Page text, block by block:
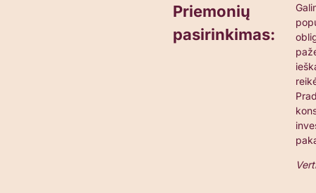
Priemonių
pasirinkimas: